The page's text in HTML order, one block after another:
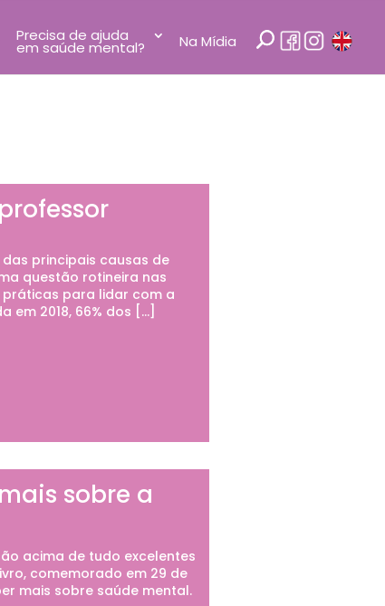
Precisa de ajuda
em saúde mental? Na Mídia
principais causas de
questão rotineira nas
práticas para lidar com a
em 2018, 66% dos […]
sobre a
acima de tudo excelentes
comemorado em 29 de
mais sobre saúde mental.